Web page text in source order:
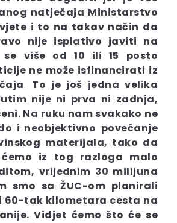
natječaja Ministarstvo
i to na takav način da
nije isplativo javiti na
više od 10 ili 15 posto
ne može isfinancirati iz
. To je još jedna velika
nije ni prva ni zadnja,
Na ruku nam svakako ne
i neobjektivno povećanje
materijala, tako da
iz tog razloga malo
vrijednim 30 milijuna
smo sa ŽUC-om planirali
60-tak kilometara cesta na
Vidjet ćemo što će se